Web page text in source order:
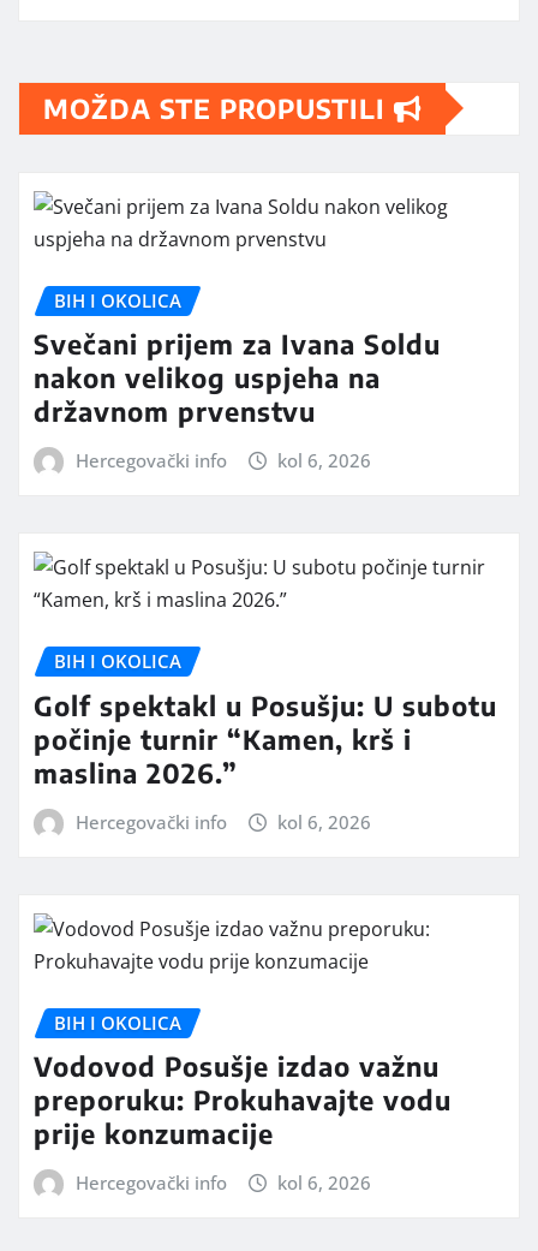
MOŽDA STE PROPUSTILI
BIH I OKOLICA
Svečani prijem za Ivana Soldu
nakon velikog uspjeha na
državnom prvenstvu
Hercegovački info kol 6, 2026
BIH I OKOLICA
Golf spektakl u Posušju: U subotu
počinje turnir “Kamen, krš i
maslina 2026.”
Hercegovački info kol 6, 2026
BIH I OKOLICA
Vodovod Posušje izdao važnu
preporuku: Prokuhavajte vodu
prije konzumacije
Hercegovački info kol 6, 2026